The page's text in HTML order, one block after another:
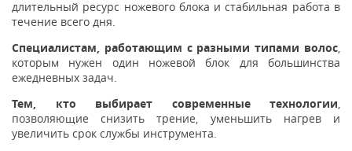
длительный ресурс ножевого блока и стабильная работа в
течение всего дня.
Специалистам, работающим с разными типами волос,
которым нужен один ножевой блок для большинства
ежедневных задач.
Тем, кто выбирает современные технологии,
позволяющие снизить трение, уменьшить нагрев и
увеличить срок службы инструмента.